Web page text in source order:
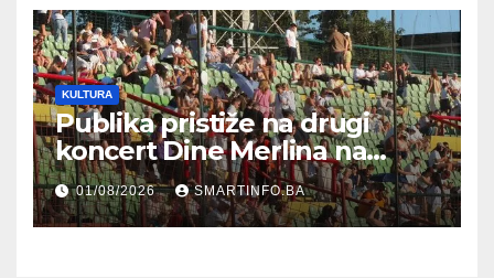
KULTURA
Publika pristiže na drugi
koncert Dine Merlina na
Koševu
01/08/2026 SMARTINFO.BA